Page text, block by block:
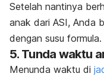
Setelah nantinya
anak dari ASI, Anda
dengan susu formula.
5. Tunda waktu
Menunda waktu di